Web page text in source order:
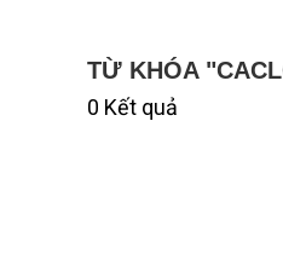
TỪ KHÓA
0 Kết quả